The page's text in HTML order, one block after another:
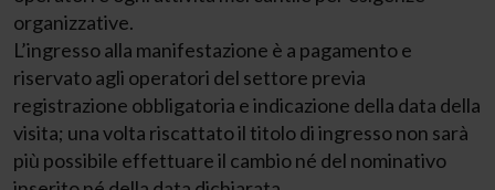
organizzative.
L’ingresso alla manifestazione è a pagamento e
riservato agli operatori del settore previa
registrazione obbligatoria e indicazione della data della
visita; una volta riscattato il titolo di ingresso non sarà
più possibile effettuare il cambio né del nominativo